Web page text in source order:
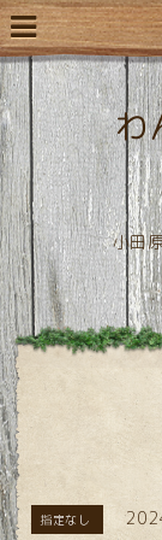
わ
小田
指定なし